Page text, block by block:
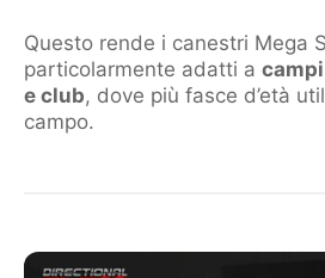
Questo rende i canestri Mega
particolarmente adatti a
e club, dove più fasce d’età
campo.